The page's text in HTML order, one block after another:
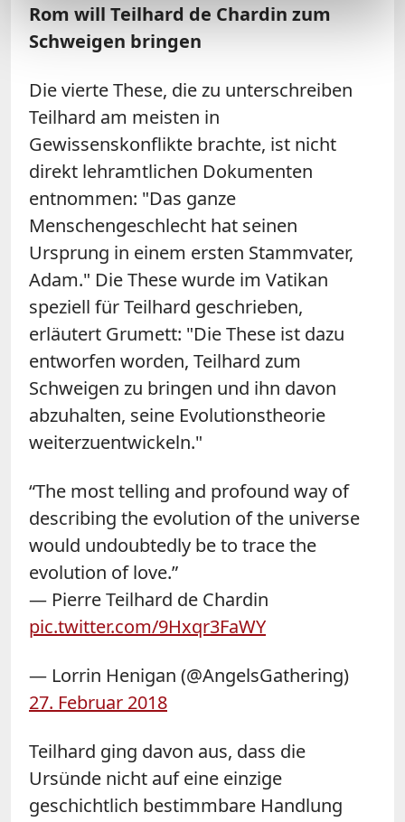
Rom will Teilhard de Chardin zum
Schweigen bringen
Die vierte These, die zu unterschreiben
Teilhard am meisten in
Gewissenskonflikte brachte, ist nicht
direkt lehramtlichen Dokumenten
entnommen: "Das ganze
Menschengeschlecht hat seinen
Ursprung in einem ersten Stammvater,
Adam." Die These wurde im Vatikan
speziell für Teilhard geschrieben,
erläutert Grumett: "Die These ist dazu
entworfen worden, Teilhard zum
Schweigen zu bringen und ihn davon
abzuhalten, seine Evolutionstheorie
weiterzuentwickeln."
“The most telling and profound way of
describing the evolution of the universe
would undoubtedly be to trace the
evolution of love.”
― Pierre Teilhard de Chardin
pic.twitter.com/9Hxqr3FaWY
— Lorrin Henigan (@AngelsGathering)
27. Februar 2018
Teilhard ging davon aus, dass die
Ursünde nicht auf eine einzige
geschichtlich bestimmbare Handlung